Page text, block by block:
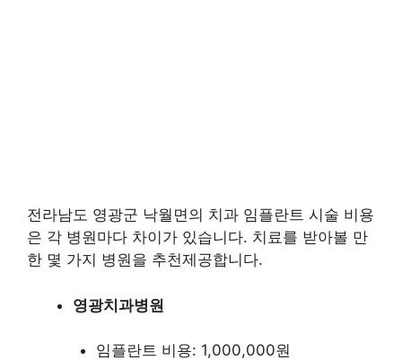
전라남도 영광군 낙월면의 치과 임플란트 시술 비용
은 각 병원마다 차이가 있습니다. 치료를 받아볼 만
한 몇 가지 병원을 추천제공합니다.
영광치과병원
임플란트 비용: 1,000,000원